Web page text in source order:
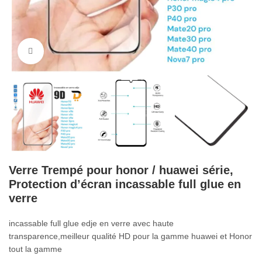
Cliquez pour agrandir
Verre Trempé pour honor / huawei série,
Protection d’écran incassable full glue en
verre
incassable full glue edje en verre avec haute
transparence,meilleur qualité HD pour la gamme huawei et Honor
tout la gamme